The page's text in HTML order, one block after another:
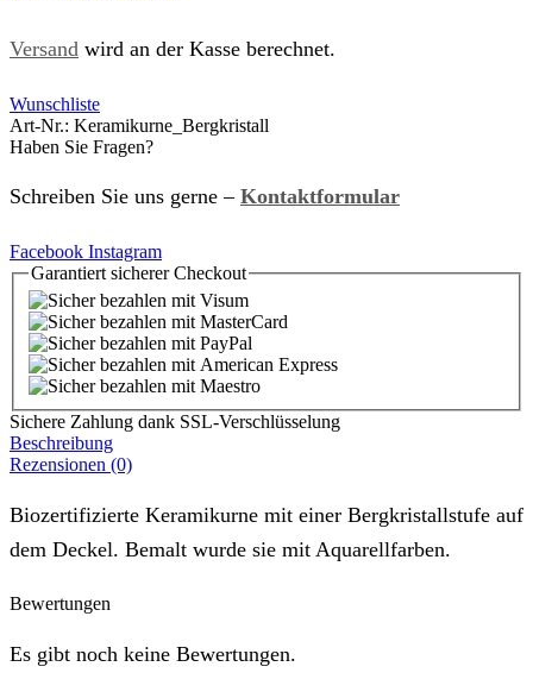
Versand wird an der Kasse berechnet.
Wunschliste
Art-Nr.: Keramikurne_Bergkristall
Haben Sie Fragen?
Schreiben Sie uns gerne – Kontaktformular
Facebook Instagram
Garantiert sichererCheckout
Sichere Zahlung dank SSL-Verschlüsselung
Beschreibung
Rezensionen (0)
Biozertifizierte Keramikurne mit einer Bergkristallstufe auf
dem Deckel. Bemalt wurde sie mit Aquarellfarben.
Bewertungen
Es gibt noch keine Bewertungen.